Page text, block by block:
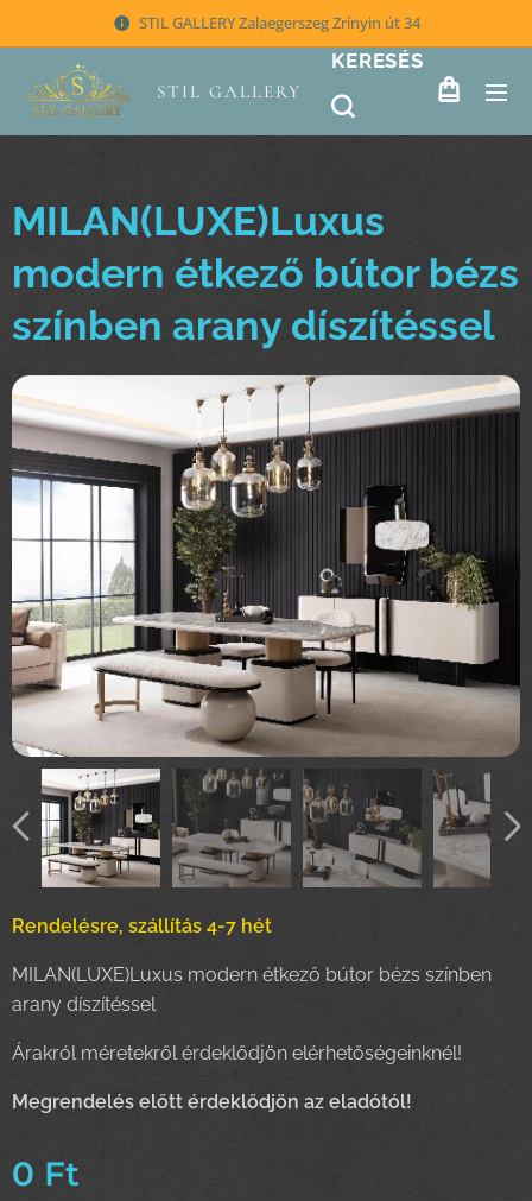
STIL GALLERY Zalaegerszeg Zrínyin út 34
STIL GALLERY
KERESÉS
MILAN(LUXE)Luxus
modern étkező bútor bézs
színben arany díszítéssel
Rendelésre, szállítás 4-7 hét
MILAN(LUXE)Luxus modern étkező bútor bézs színben
arany díszítéssel
Árakról méretekről érdeklődjön elérhetőségeinknél!
Megrendelés előtt érdeklődjön az eladótól!
0 Ft